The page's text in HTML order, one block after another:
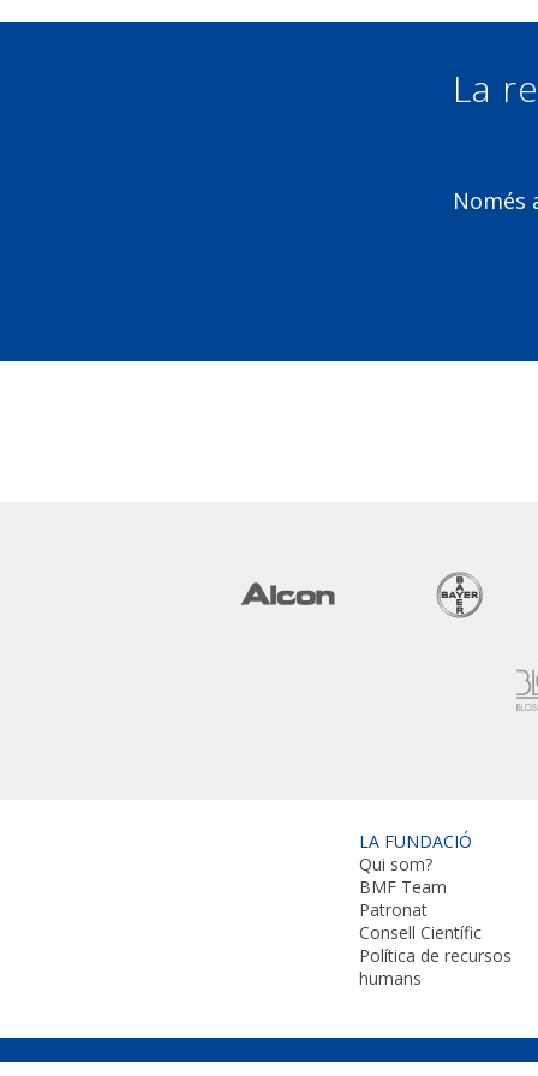
La
Només
LA FUNDACIÓ
Qui som?
BMF Team
Patronat
Consell Científic
Política de recursos
humans